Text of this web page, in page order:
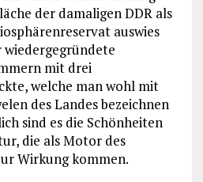
der damaligen DDR als
auswies
mit drei
welche man wohl mit
des Landes bezeichnen
sind es die Schönheiten
die als Motor des
Wirkung kommen.